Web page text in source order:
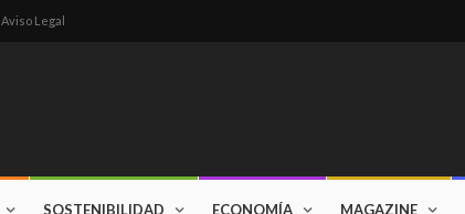
Aviso Legal
SOSTENIBILIDAD ECONOMÍA MAGAZINE